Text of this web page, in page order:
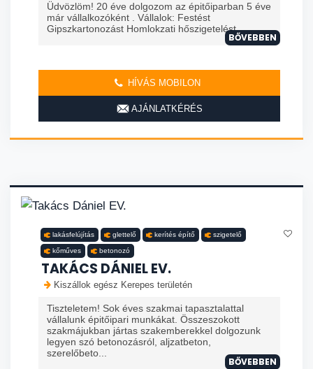
Üdvözlöm! 20 éve dolgozom az épitőiparban 5 éve
már vállalkozóként . Vállalok: Festést
Gipszkartonozást Homlokzati hőszigetelést
BŐVEBBEN
HÍVÁS MOBILON
AJÁNLATKÉRÉS
lakásfelújítás glettelő kerítés építő szigetelő
kőműves betonozó
TAKÁCS DÁNIEL EV.
Kiszállok egész Kerepes területén
Tiszteletem! Sok éves szakmai tapasztalattal
vállalunk épitőipari munkákat. Összeszokott
szakmájukban jártas szakemberekkel dolgozunk
legyen szó betonozásról, aljzatbeton,
szerelőbeto...
BŐVEBBEN